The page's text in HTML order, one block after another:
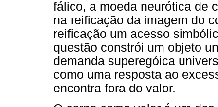
fálico, a moeda neurótica de
na reificação da imagem do
reificação um acesso
questão constrói um objeto
demanda superegóica
como uma resposta ao
encontra fora do valor.